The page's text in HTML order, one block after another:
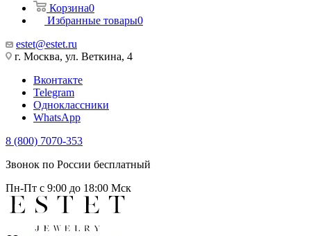
Корзина0
Избранные товары0
estet@estet.ru
г. Москва, ул. Веткина, 4
Вконтакте
Telegram
Одноклассники
WhatsApp
8 (800) 7070-353
Звонок по России бесплатный
Пн-Пт с 9:00 до 18:00 Мск